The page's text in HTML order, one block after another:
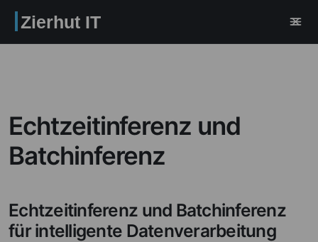
Zierhut IT
Echtzeitinferenz und
Batchinferenz
Echtzeitinferenz und Batchinferenz
für intelligente Datenverarbeitung